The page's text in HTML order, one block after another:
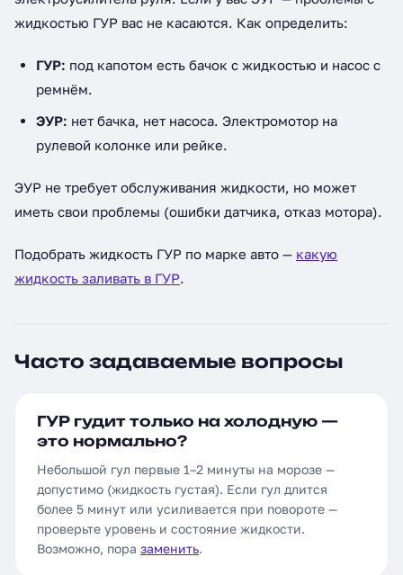
жидкостью ГУР вас не касаются. Как определить:
ГУР: под капотом есть бачок с жидкостью и насос с
ремнём.
ЭУР: нет бачка, нет насоса. Электромотор на
рулевой колонке или рейке.
ЭУР не требует обслуживания жидкости, но может
иметь свои проблемы (ошибки датчика, отказ мотора).
Подобрать жидкость ГУР по марке авто — какую
жидкость заливать в ГУР.
Часто задаваемые вопросы
ГУР гудит только на холодную —
это нормально?
Небольшой гул первые 1–2 минуты на морозе —
допустимо (жидкость густая). Если гул длится
более 5 минут или усиливается при повороте —
проверьте уровень и состояние жидкости.
Возможно, пора заменить.